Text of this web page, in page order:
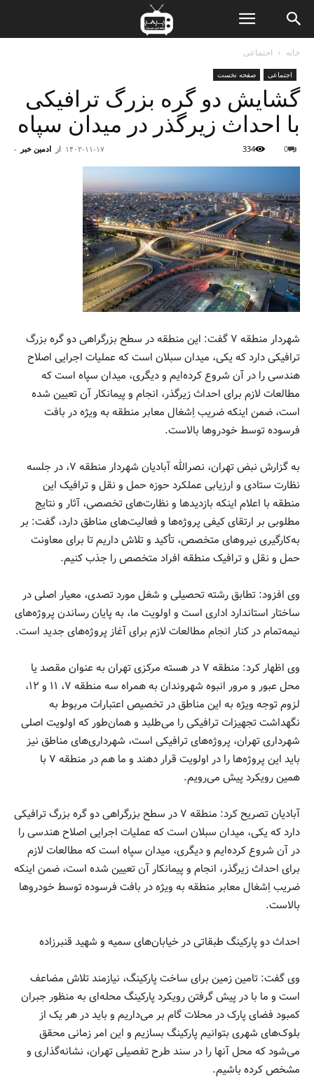
خانه اجتماعی
اجتماعی صفحه نخست
گشایش دو گره بزرگ ترافیکی
با احداث زیرگذر در میدان سپاه
از ادمین خبر - ۱۴۰۲-۱۱-۱۷ 0
334
شهردار منطقه ۷ گفت: این منطقه در سطح بزرگراهی دو گره بزرگ
ترافیکی دارد که یکی، میدان‌ سبلان است که عملیات اجرایی اصلاح
هندسی را در آن شروع کرده‌ایم و دیگری، میدان سپاه است که
مطالعات لازم برای احداث زیرگذر، انجام و پیمانکار آن تعیین شده
است، ضمن اینکه ضریب اِشغال معابر منطقه به ویژه در بافت
فرسوده توسط خودروها بالاست.
به گزارش نبض تهران، نصرالله آبادیان شهردار منطقه ۷، در جلسه
نظارت ستادی و ارزیابی عملکرد حوزه حمل و نقل و ترافیک این
منطقه با اعلام اینکه بازدیدها و نظارت‌های تخصصی، آثار و نتایج
مطلوبی بر ارتقای کیفی پروژه‌ها و فعالیت‌‌های مناطق دارد، گفت: بر
به‌کارگیری نیروهای متخصص، تأکید و تلاش داریم تا برای معاونت
حمل و نقل و ترافیک منطقه افراد متخصص را جذب کنیم.
وی افزود: تطابق رشته تحصیلی و شغل مورد تصدی، معیار اصلی در
ساختار استاندارد اداری است و اولویت ما، به پایان رساندن پروژه‌های
نیمه‌تمام در کنار انجام مطالعات لازم برای آغاز پروژه‌های جدید است.
وی اظهار کرد: منطقه ۷ در هسته مرکزی تهران به عنوان مقصد یا
محل عبور و مرور انبوه شهروندان به همراه سه منطقه ۷، ۱۱ و ۱۲،
لزوم توجه ویژه به این مناطق در تخصیص اعتبارات مربوط به
نگهداشت تجهیزات ترافیکی را می‌طلبد و همان‌طور که اولویت اصلی
شهرداری تهران، پروژه‌های ترافیکی است، شهرداری‌های مناطق نیز
باید این پروژه‌ها را در اولویت قرار دهند و ما هم در منطقه ۷ با
همین رویکرد پیش می‌رویم.
آبادیان تصریح کرد: منطقه ۷ در سطح بزرگراهی دو گره بزرگ ترافیکی
دارد که یکی، میدان‌ سبلان است که عملیات اجرایی اصلاح هندسی را
در آن شروع کرده‌ایم و دیگری، میدان سپاه است که مطالعات لازم
برای احداث زیرگذر، انجام و پیمانکار آن تعیین شده است، ضمن اینکه
ضریب اِشغال معابر منطقه به ویژه در بافت فرسوده توسط خودروها
بالاست.
احداث دو پارکینگ طبقاتی در خیابان‌های سمیه و شهید قنبرزاده
وی گفت: تامین زمین برای ساخت پارکینگ، نیازمند تلاش مضاعف
است و ما با در پیش گرفتن رویکرد پارکینگ محله‌ای به منظور جبران
کمبود فضای پارک در محلات گام بر می‌داریم و باید در هر یک از
بلوک‌های شهری بتوانیم پارکینگ بسازیم و این امر زمانی محقق
می‌شود که محل آنها را ‌در سند طرح تفصیلی تهران، نشانه‌گذاری و
مشخص کرده باشیم.